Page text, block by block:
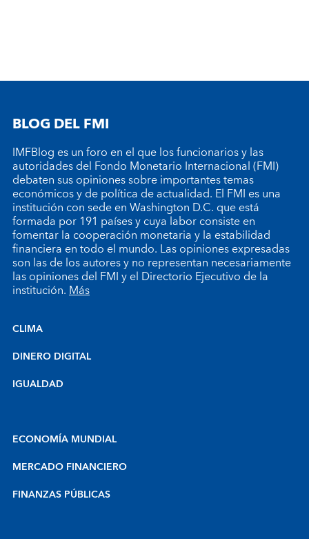
BLOG DEL FMI
IMFBlog es un foro en el que los funcionarios y las
autoridades del Fondo Monetario Internacional (FMI)
debaten sus opiniones sobre importantes temas
económicos y de política de actualidad. El FMI es una
institución con sede en Washington D.C. que está
formada por 191 países y cuya labor consiste en
fomentar la cooperación monetaria y la estabilidad
financiera en todo el mundo. Las opiniones expresadas
son las de los autores y no representan necesariamente
las opiniones del FMI y el Directorio Ejecutivo de la
institución.Más
CLIMA
DINERO DIGITAL
IGUALDAD
ECONOMÍA MUNDIAL
MERCADO FINANCIERO
FINANZAS PÚBLICAS